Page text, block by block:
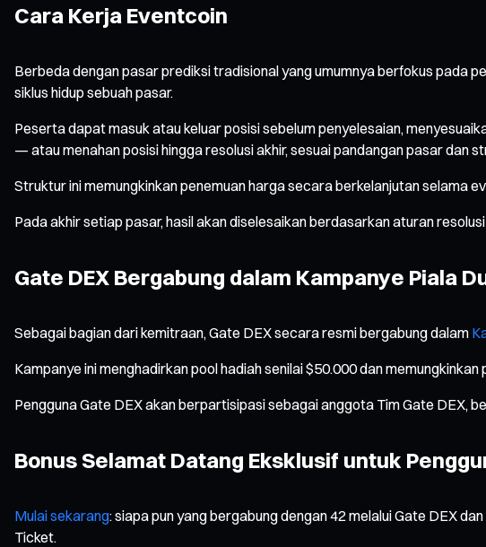
Cara Kerja Eventcoin
Berbeda dengan pasar prediksi tradisional yang umumnya berfokus pada
siklus hidup sebuah pasar.
Peserta dapat masuk atau keluar posisi sebelum penyelesaian,
— atau menahan posisi hingga resolusi akhir, sesuai pandangan pasar dan
Struktur ini memungkinkan penemuan harga secara berkelanjutan selama
Pada akhir setiap pasar, hasil akan diselesaikan berdasarkan aturan
Gate DEX Bergabung dalam Kampanye Piala
Sebagai bagian dari kemitraan, Gate DEX secara resmi bergabung dalam
Kampanye ini menghadirkan pool hadiah senilai $50.000 dan
Pengguna Gate DEX akan berpartisipasi sebagai anggota Tim Gate DEX,
Bonus Selamat Datang Eksklusif untuk
Mulai sekarang: siapa pun yang bergabung dengan 42 melalui Gate DEX
Ticket.